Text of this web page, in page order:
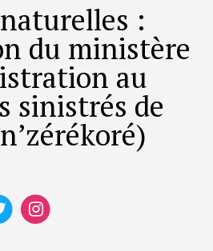
:
du ministère
au
sinistrés de